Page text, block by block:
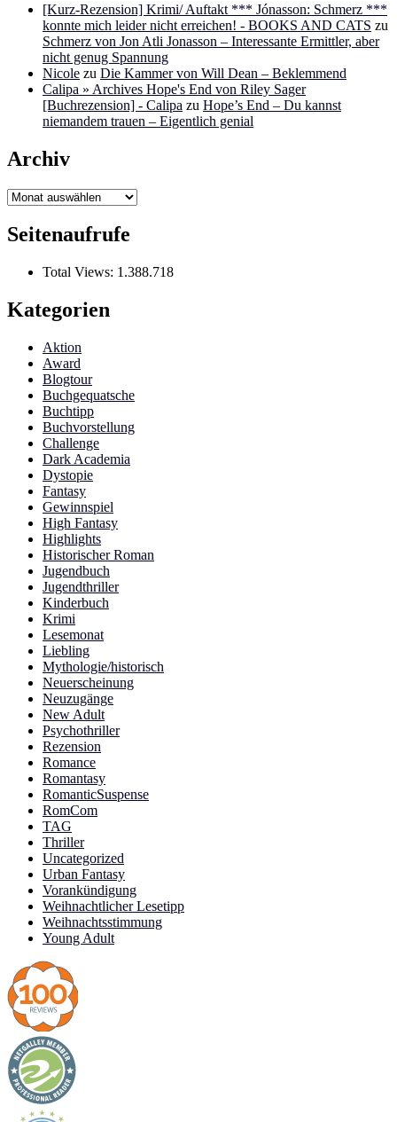
[Kurz-Rezension] Krimi/ Auftakt *** Jónasson: Schmerz ***
konnte mich leider nicht erreichen! - BOOKS AND CATS zu
Schmerz von Jon Atli Jonasson – Interessante Ermittler, aber
nicht genug Spannung
Nicole zu Die Kammer von Will Dean – Beklemmend
Calipa » Archives Hope's End von Riley Sager
[Buchrezension] - Calipa zu Hope’s End – Du kannst
niemandem trauen – Eigentlich genial
Archiv
Archiv
Seitenaufrufe
Total Views: 1.388.718
Kategorien
Aktion
Award
Blogtour
Buchgequatsche
Buchtipp
Buchvorstellung
Challenge
Dark Academia
Dystopie
Fantasy
Gewinnspiel
High Fantasy
Highlights
Historischer Roman
Jugendbuch
Jugendthriller
Kinderbuch
Krimi
Lesemonat
Liebling
Mythologie/historisch
Neuerscheinung
Neuzugänge
New Adult
Psychothriller
Rezension
Romance
Romantasy
RomanticSuspense
RomCom
TAG
Thriller
Uncategorized
Urban Fantasy
Vorankündigung
Weihnachtlicher Lesetipp
Weihnachtsstimmung
Young Adult